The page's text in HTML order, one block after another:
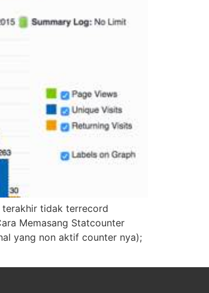
terakhir tidak terrecord
Memasang Statcounter
yang non aktif counter nya);